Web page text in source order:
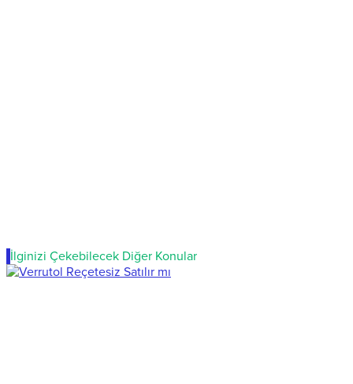
İlginizi Çekebilecek Diğer Konular